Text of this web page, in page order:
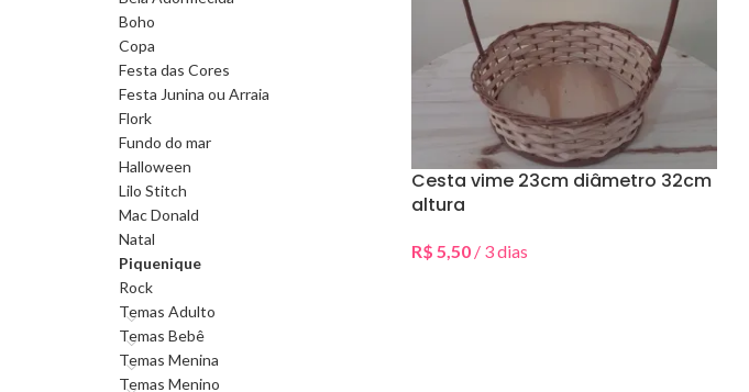
Boho
Copa
Festa das Cores
Festa Junina ou Arraia
Flork
Fundo do mar
Halloween
Lilo Stitch
Mac Donald
Natal
Piquenique
Rock
Temas Adulto
Temas Bebê
Temas Menina
Temas Menino
Cesta vime 23cm diâmetro 32cm
altura
R$ 5,50 / 3 dias